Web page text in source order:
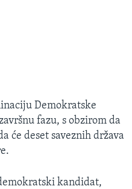
Demokratske
fazu, s obzirom da
će deset saveznih država
kandidat,